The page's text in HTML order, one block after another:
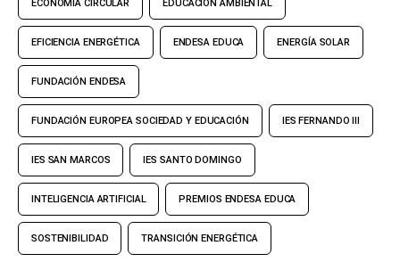
ECONOMÍA CIRCULAR EDUCACIÓN AMBIENTAL
EFICIENCIA ENERGÉTICA ENDESA EDUCA ENERGÍA SOLAR
FUNDACIÓN ENDESA
FUNDACIÓN EUROPEA SOCIEDAD Y EDUCACIÓN IES FERNANDO III
IES SAN MARCOS IES SANTO DOMINGO
INTELIGENCIA ARTIFICIAL PREMIOS ENDESA EDUCA
SOSTENIBILIDAD TRANSICIÓN ENERGÉTICA